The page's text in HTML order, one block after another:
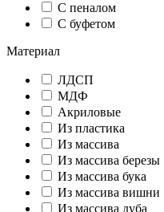
С пеналом
С буфетом
Материал
ЛДСП
МДФ
Акриловые
Из пластика
Из массива
Из массива березы
Из массива бука
Из массива вишни
Из массива дуба